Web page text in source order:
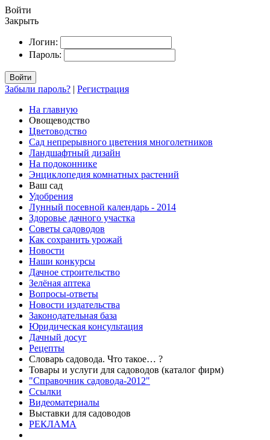
Войти
Закрыть
Логин:
Пароль:
Войти
Забыли пароль? | Регистрация
На главную
Овощеводство
Цветоводство
Сад непрерывного цветения многолетников
Ландшафтный дизайн
На подоконнике
Энциклопедия комнатных растений
Ваш сад
Удобрения
Лунный посевной календарь - 2014
Здоровье дачного участка
Советы садоводов
Как сохранить урожай
Новости
Наши конкурсы
Дачное строительство
Зелёная аптека
Вопросы-ответы
Новости издательства
Законодательная база
Юридическая консультация
Дачный досуг
Рецепты
Словарь садовода. Что такое… ?
Товары и услуги для садоводов (каталог фирм)
"Справочник садовода-2012"
Ссылки
Видеоматериалы
Выставки для садоводов
РЕКЛАМА